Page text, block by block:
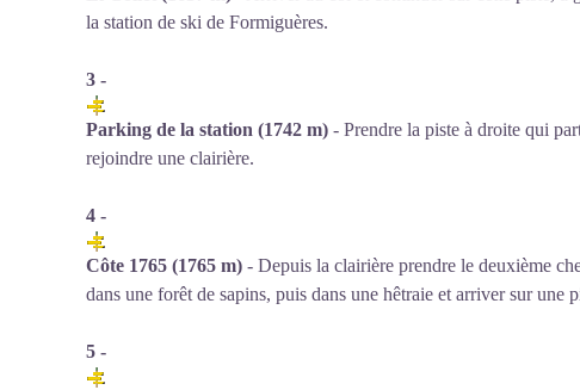
la station de ski de Formiguères.
3 -
Parking de la station (1742 m) - Prendre la piste à droite qui
rejoindre une clairière.
4 -
Côte 1765 (1765 m) - Depuis la clairière prendre le deuxième
dans une forêt de sapins, puis dans une hêtraie et arriver sur une
5 -